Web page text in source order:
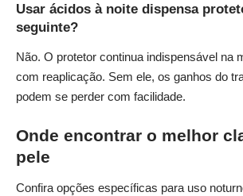
Usar ácidos à noite dispensa
seguinte?
Não. O protetor continua indispensável na
com reaplicação. Sem ele, os ganhos do
podem se perder com facilidade.
Onde encontrar o melhor
pele
Confira opções específicas para uso